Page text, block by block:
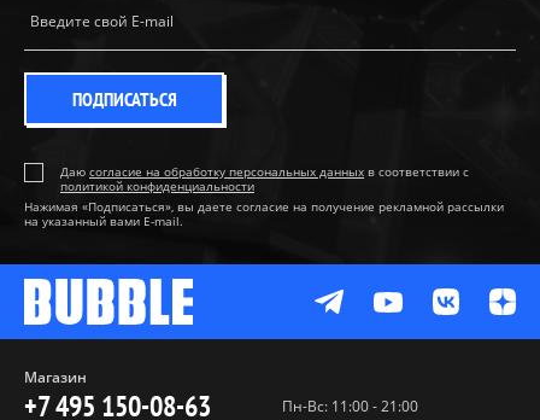
ПОДПИСАТЬСЯ
Даю согласие на обработку персональных данных в соответствии с
политикой конфиденциальности
Нажимая «Подписаться», вы даете согласие на получение рекламной рассылки
на указанный вами E-mail.
Магазин
+7 495 150-08-63 Пн-Вс: 11:00 - 21:00